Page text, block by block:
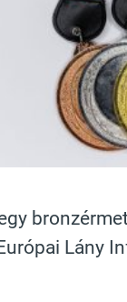
Lány